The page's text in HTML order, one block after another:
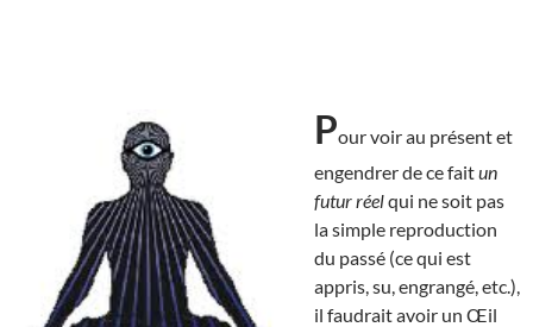
Pour voir au présent et
engendrer de ce faitun
futur réelqui ne soit pas
la simple reproduction
du passé (ce qui est
appris, su, engrangé, etc.),
il faudrait avoir un Œil